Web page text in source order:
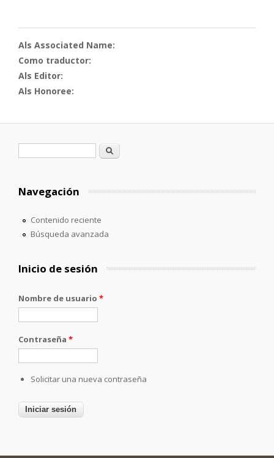
Als Associated Name:
Como traductor:
Als Editor:
Als Honoree:
Formulario de búsqueda
Buscar
Navegación
Contenido reciente
Búsqueda avanzada
Inicio de sesión
Nombre de usuario *
Contraseña *
Solicitar una nueva contraseña